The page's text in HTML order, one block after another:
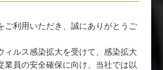
ご利用いただき、誠にありがとうご
ィルス感染拡大を受けて、感染拡大
業員の安全確保に向け、当社では以